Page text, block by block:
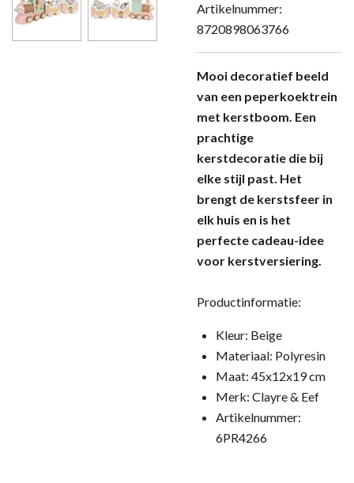
Artikelnummer:
8720898063766
Mooi decoratief beeld
van een peperkoektrein
met kerstboom. Een
prachtige
kerstdecoratie die bij
elke stijl past. Het
brengt de kerstsfeer in
elk huis en is het
perfecte cadeau-idee
voor kerstversiering.
Productinformatie:
Kleur: Beige
Materiaal: Polyresin
Maat: 45x12x19 cm
Merk: Clayre & Eef
Artikelnummer:
6PR4266